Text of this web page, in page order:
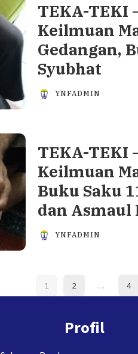
TEKA-TEKI
Keilmuan
Gedangan,
Syubhat
YNFADMIN
TEKA-TEKI
Keilmuan
Buku Saku
dan Asmaul
YNFADMIN
1 2 … 4
Profil